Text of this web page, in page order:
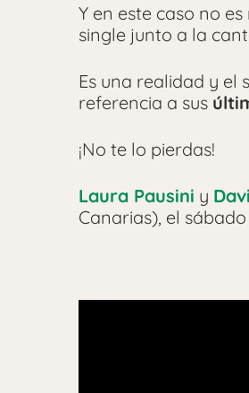
Y en este caso no es
single junto a la
Es una realidad y el
referencia a sus
¡No te lo pierdas!
Laura Pausini y
Canarias), el